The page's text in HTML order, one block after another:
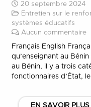
20 septembre 2024
Entretien sur le
systèmes éducatifs
Aucun commentaire
Français English
qu’enseignant au
au Bénin, il y a trois
fonctionnaires d’État,
EN SAVOIR PLUS